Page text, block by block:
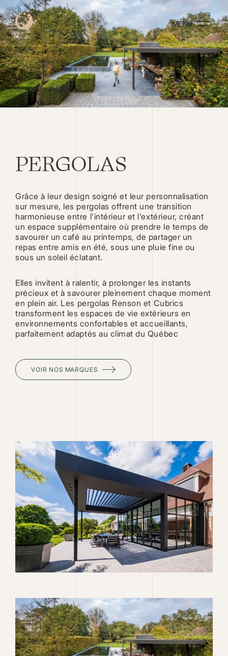
Aller
au
contenu
principal
MENU
02 — PRODUITS
PERGOLAS
Grâce à leur design soigné et leur personnalisation
sur mesure, les pergolas offrent une transition
harmonieuse entre l'intérieur et l'extérieur, créant
un espace supplémentaire où prendre le temps de
savourer un café au printemps, de partager un
repas entre amis en été, sous une pluie fine ou
sous un soleil éclatant.
Elles invitent à ralentir, à prolonger les instants
précieux et à savourer pleinement chaque moment
en plein air. Les pergolas Renson et Cubrics
transforment les espaces de vie extérieurs en
environnements confortables et accueillants,
parfaitement adaptés au climat du Québec
VOIR NOS MARQUES
Une pergola autoportante sur mesure par Renson.
VOIR PLUS SUR RENSON